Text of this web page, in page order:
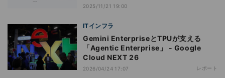
2025/11/21 19:00
ITインフラ
Gemini EnterpriseとTPUが支える
「Agentic Enterprise」 - Google
Cloud NEXT 26
2026/04/24 17:07 レポート